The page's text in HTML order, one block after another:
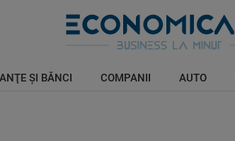
ŞI BĂNCI COMPANII AUTO